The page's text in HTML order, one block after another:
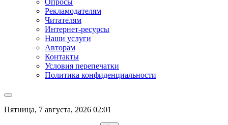
Опросы
Рекламодателям
Читателям
Интернет-ресурсы
Наши услуги
Авторам
Контакты
Условия перепечатки
Политика конфиденциальности
Пятница, 7 августа, 2026 02:01